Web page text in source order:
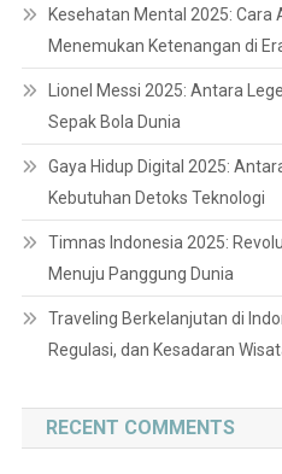
Kesehatan Mental 2025: Cara
Menemukan Ketenangan di
Lionel Messi 2025: Antara
Sepak Bola Dunia
Gaya Hidup Digital 2025:
Kebutuhan Detoks Teknologi
Timnas Indonesia 2025:
Menuju Panggung Dunia
Traveling Berkelanjutan di
Regulasi, dan Kesadaran
RECENT COMMENTS